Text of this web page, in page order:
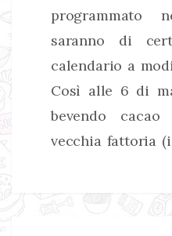
saranno di
calendario a
Così alle 6 di
bevendo
vecchia fattoria